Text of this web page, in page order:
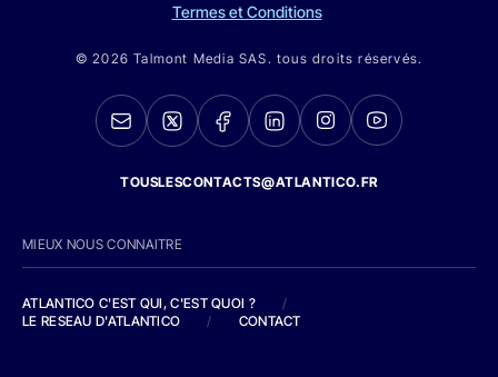
Termes et Conditions
© 2026 Talmont Media SAS. tous droits réservés.
TOUSLESCONTACTS@ATLANTICO.FR
MIEUX NOUS CONNAITRE
ATLANTICO C'EST QUI, C'EST QUOI ?
/
LE RESEAU D'ATLANTICO
/ CONTACT